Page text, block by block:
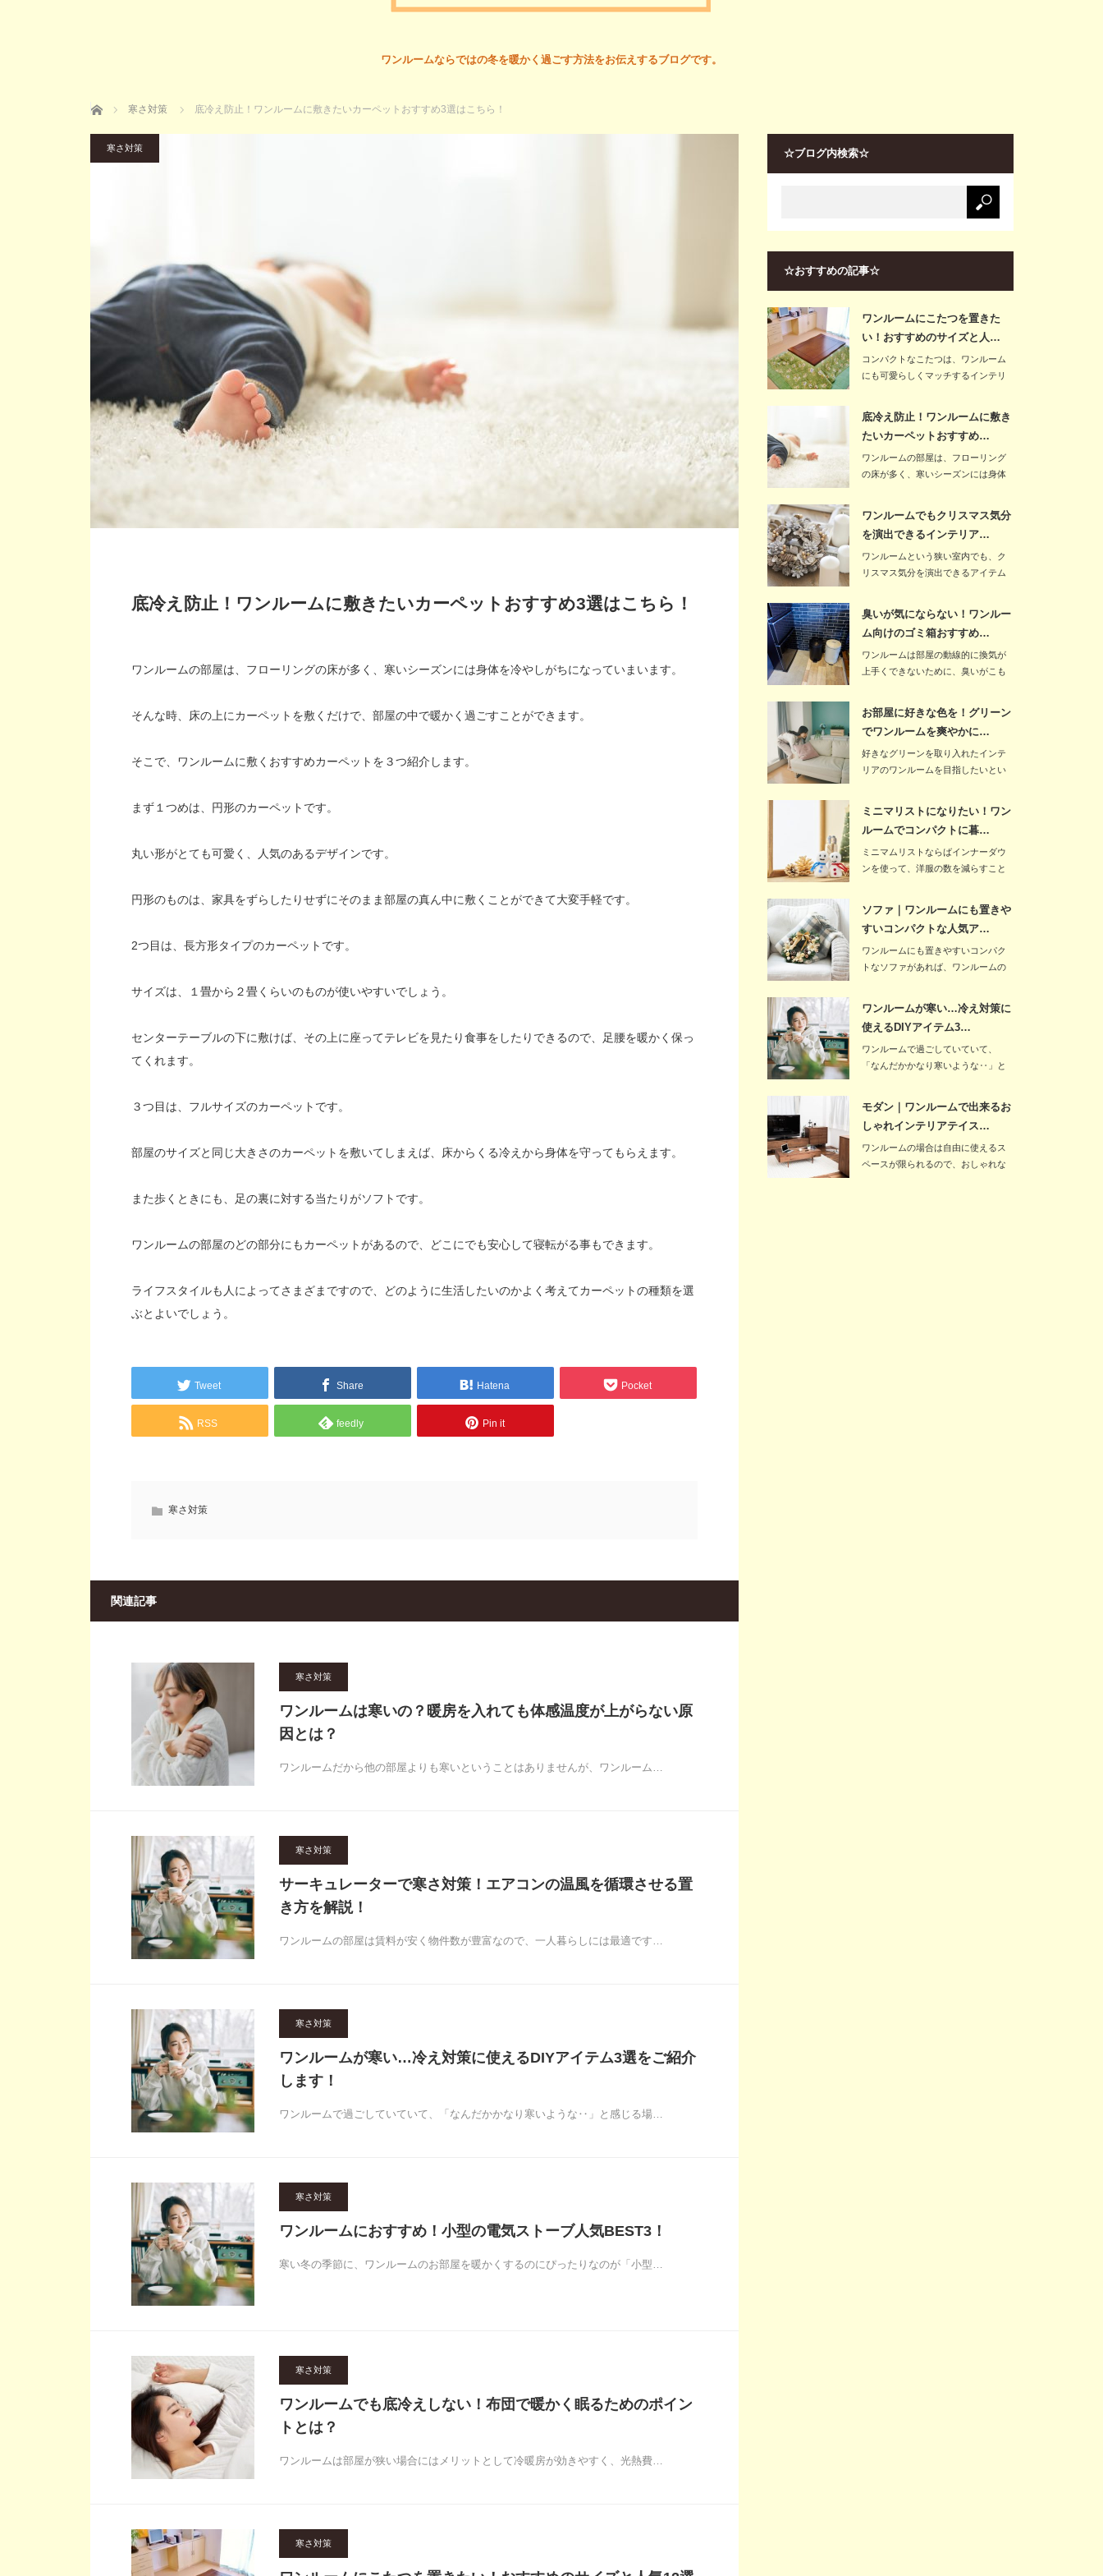
ワンルームならではの冬を暖かく過ごす方法をお伝えするブログです。
ホーム 寒さ対策 底冷え防止！ワンルームに敷きたいカーペットおすすめ3選はこちら！
寒さ対策
底冷え防止！ワンルームに敷きたいカーペットおすすめ3選はこちら！
ワンルームの部屋は、フローリングの床が多く、寒いシーズンには身体を冷やしがちになっていまいます。
そんな時、床の上にカーペットを敷くだけで、部屋の中で暖かく過ごすことができます。
そこで、ワンルームに敷くおすすめカーペットを３つ紹介します。
まず１つめは、円形のカーペットです。
丸い形がとても可愛く、人気のあるデザインです。
円形のものは、家具をずらしたりせずにそのまま部屋の真ん中に敷くことができて大変手軽です。
2つ目は、長方形タイプのカーペットです。
サイズは、１畳から２畳くらいのものが使いやすいでしょう。
センターテーブルの下に敷けば、その上に座ってテレビを見たり食事をしたりできるので、足腰を暖かく保っ
てくれます。
３つ目は、フルサイズのカーペットです。
部屋のサイズと同じ大きさのカーペットを敷いてしまえば、床からくる冷えから身体を守ってもらえます。
また歩くときにも、足の裏に対する当たりがソフトです。
ワンルームの部屋のどの部分にもカーペットがあるので、どこにでも安心して寝転がる事もできます。
ライフスタイルも人によってさまざまですので、どのように生活したいのかよく考えてカーペットの種類を選
ぶとよいでしょう。
Tweet Share Hatena Pocket
RSS feedly Pin it
寒さ対策
関連記事
寒さ対策
ワンルームは寒いの？暖房を入れても体感温度が上がらない原
因とは？
ワンルームだから他の部屋よりも寒いということはありませんが、ワンルーム…
寒さ対策
サーキュレーターで寒さ対策！エアコンの温風を循環させる置
き方を解説！
ワンルームの部屋は賃料が安く物件数が豊富なので、一人暮らしには最適です…
寒さ対策
ワンルームが寒い…冷え対策に使えるDIYアイテム3選をご紹介
します！
ワンルームで過ごしていていて、「なんだかかなり寒いような‥」と感じる場…
寒さ対策
ワンルームにおすすめ！小型の電気ストーブ人気BEST3！
寒い冬の季節に、ワンルームのお部屋を暖かくするのにぴったりなのが「小型…
寒さ対策
ワンルームでも底冷えしない！布団で暖かく眠るためのポイン
トとは？
ワンルームは部屋が狭い場合にはメリットとして冷暖房が効きやすく、光熱費…
寒さ対策
☆ブログ内検索☆
☆おすすめの記事☆
ワンルームにこたつを置きた
い！おすすめのサイズと人…
コンパクトなこたつは、ワンルーム
にも可愛らしくマッチするインテリ
底冷え防止！ワンルームに敷き
たいカーペットおすすめ…
ワンルームの部屋は、フローリング
の床が多く、寒いシーズンには身体
ワンルームでもクリスマス気分
を演出できるインテリア…
ワンルームという狭い室内でも、ク
リスマス気分を演出できるアイテム
臭いが気にならない！ワンルー
ム向けのゴミ箱おすすめ…
ワンルームは部屋の動線的に換気が
上手くできないために、臭いがこも
お部屋に好きな色を！グリーン
でワンルームを爽やかに…
好きなグリーンを取り入れたインテ
リアのワンルームを目指したいとい
ミニマリストになりたい！ワン
ルームでコンパクトに暮…
ミニマムリストならばインナーダウ
ンを使って、洋服の数を減らすこと
ソファ｜ワンルームにも置きや
すいコンパクトな人気ア…
ワンルームにも置きやすいコンパク
トなソファがあれば、ワンルームの
ワンルームが寒い…冷え対策に
使えるDIYアイテム3…
ワンルームで過ごしていていて、
「なんだかかなり寒いような‥」と
モダン｜ワンルームで出来るお
しゃれインテリアテイス…
ワンルームの場合は自由に使えるス
ペースが限られるので、おしゃれな